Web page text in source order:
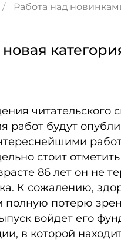
Работа над
работ будут
стоит
86 лет он не
К сожалению,
полную потерю
войдет его
в которой